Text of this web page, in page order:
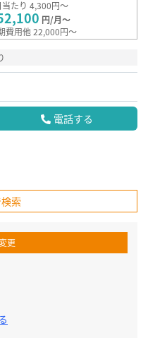
当たり 4,300円～
円/月～
費用他 22,000円～
電話する
索
更